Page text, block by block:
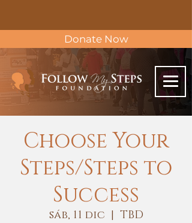
Donate Now
Choose Your
Steps/Steps to
Success
sáb, 11 dic
  |
TBD